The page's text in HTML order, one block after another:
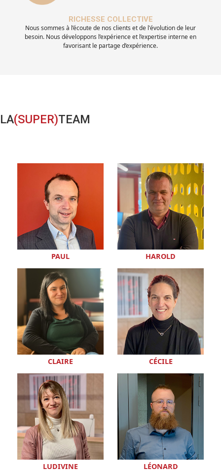
RICHESSE COLLECTIVE
Nous sommes à l’écoute de nos clients et de l'évolution de leur
besoin. Nous développons l’expérience et l’expertise interne en
favorisant le partage d’expérience.
LA(SUPER)TEAM
PAUL HAROLD
CLAIRE CÉCILE
LUDIVINE LÉONARD